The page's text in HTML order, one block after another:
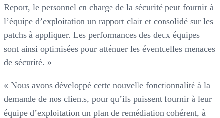
Report, le personnel en charge de la sécurité peut fournir à
l’équipe d’exploitation un rapport clair et consolidé sur les
patchs à appliquer. Les performances des deux équipes
sont ainsi optimisées pour atténuer les éventuelles menaces
de sécurité. »
« Nous avons développé cette nouvelle fonctionnalité à la
demande de nos clients, pour qu’ils puissent fournir à leur
équipe d’exploitation un plan de remédiation cohérent, à